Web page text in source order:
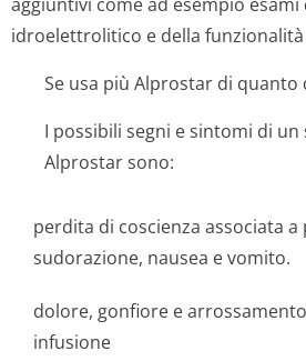
idroelettrolitico e della
Se usa più Alprostar di quanto
I possibili segni e sintomi di
Alprostar sono:
perdita di coscienza associata a
sudorazione, nausea e vomito.
dolore, gonfiore e
infusione